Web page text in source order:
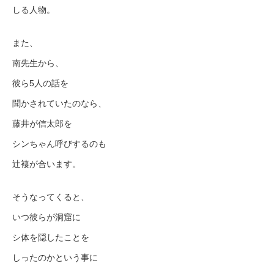
しる人物。
また、
南先生から、
彼ら5人の話を
聞かされていたのなら、
藤井が信太郎を
シンちゃん呼びするのも
辻褄が合います。
そうなってくると、
いつ彼らが洞窟に
シ体を隠したことを
しったのかという事に